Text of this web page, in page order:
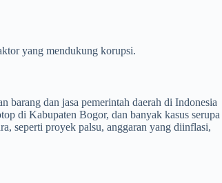
yang mendukung korupsi.
barang dan jasa pemerintah daerah di Indonesia
di Kabupaten Bogor, dan banyak kasus serupa
seperti proyek palsu, anggaran yang diinflasi,